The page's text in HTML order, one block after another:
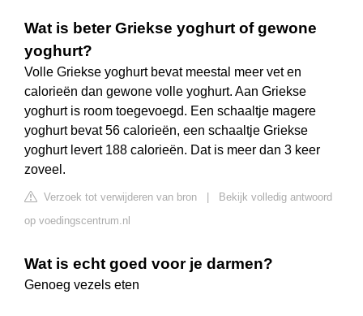
Wat is beter Griekse yoghurt of gewone
yoghurt?
Volle Griekse yoghurt bevat meestal meer vet en
calorieën dan gewone volle yoghurt. Aan Griekse
yoghurt is room toegevoegd. Een schaaltje magere
yoghurt bevat 56 calorieën, een schaaltje Griekse
yoghurt levert 188 calorieën. Dat is meer dan 3 keer
zoveel.
Verzoek tot verwijderen van bron
Bekijk volledig antwoord
op voedingscentrum.nl
Wat is echt goed voor je darmen?
Genoeg vezels eten